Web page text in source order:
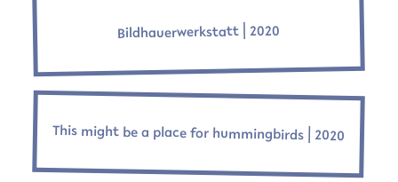
Bildhauerwerkstatt ⎜2020
This might be a place for hummingbirds ⎜2020